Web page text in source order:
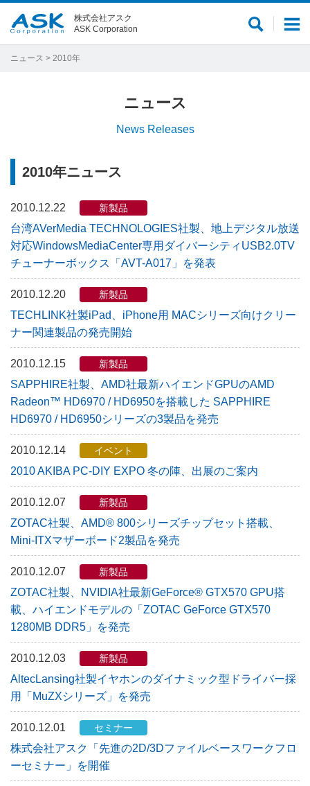
メ
サ
株式会社アスク
ASK Corporation
ニュース > 2010年
ニュース
News Releases
2010年ニュース
2010.12.22 新製品
台湾AVerMedia TECHNOLOGIES社製、地上デジタル放送
対応WindowsMediaCenter専用ダイバーシティUSB2.0TV
チューナーボックス「AVT-A017」を発表
2010.12.20 新製品
TECHLINK社製iPad、iPhone用 MACシリーズ向けクリー
ナー関連製品の発売開始
2010.12.15 新製品
SAPPHIRE社製、AMD社最新ハイエンドGPUのAMD
Radeon™ HD6970 / HD6950を搭載した SAPPHIRE
HD6970 / HD6950シリーズの3製品を発売
2010.12.14 イベント
2010 AKIBA PC-DIY EXPO 冬の陣、出展のご案内
2010.12.07 新製品
ZOTAC社製、AMD® 800シリーズチップセット搭載、
Mini-ITXマザーボード2製品を発売
2010.12.07 新製品
ZOTAC社製、NVIDIA社最新GeForce® GTX570 GPU搭
載、ハイエンドモデルの「ZOTAC GeForce GTX570
1280MB DDR5」を発売
2010.12.03 新製品
AltecLansing社製イヤホンのダイナミック型ドライバー採
用「MuZXシリーズ」を発売
2010.12.01 セミナー
株式会社アスク「先進の2D/3Dファイルベースワークフロ
ーセミナー」を開催